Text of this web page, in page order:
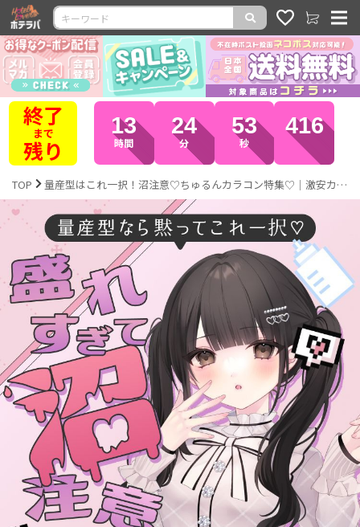
全品
ポイント
10倍
13
時間
24
分
49
秒
336
TOP 量産型はこれ一択！沼注意♡ちゅるんカラコン特集♡｜激安カラコン通販ホテラバ